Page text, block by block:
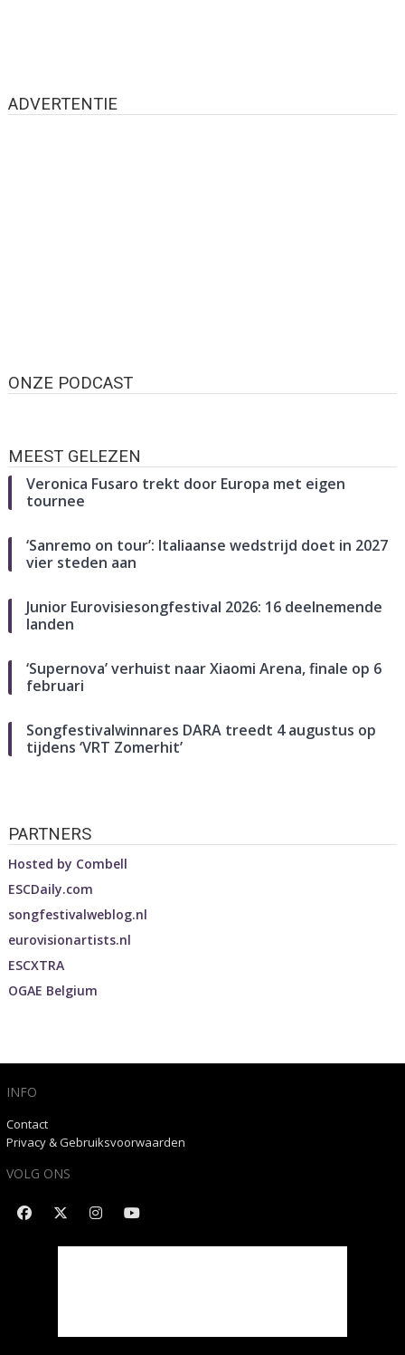
ADVERTENTIE
ONZE PODCAST
MEEST GELEZEN
Veronica Fusaro trekt door Europa met eigen
tournee
‘Sanremo on tour’: Italiaanse wedstrijd doet in 2027
vier steden aan
Junior Eurovisiesongfestival 2026: 16 deelnemende
landen
‘Supernova’ verhuist naar Xiaomi Arena, finale op 6
februari
Songfestivalwinnares DARA treedt 4 augustus op
tijdens ‘VRT Zomerhit’
PARTNERS
Hosted by Combell
ESCDaily.com
songfestivalweblog.nl
eurovisionartists.nl
ESCXTRA
OGAE Belgium
INFO
Contact
Privacy & Gebruiksvoorwaarden
VOLG ONS